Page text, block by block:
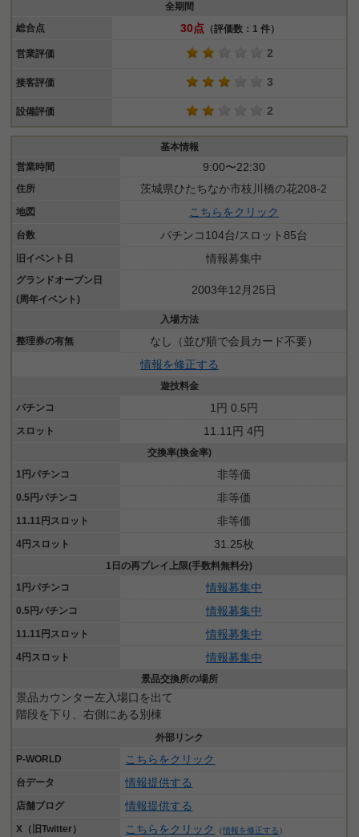
全期間
総合点
30点 （評価数：1 件）
営業評価 2
接客評価 3
設備評価 2
基本情報
営業時間
9:00〜22:30
住所 茨城県ひたちなか市枝川橋の花208-2
地図 こちらをクリック
台数 パチンコ104台/スロット85台
旧イベント日 情報募集中
グランドオープン日
(周年イベント)
2003年12月25日
入場方法
整理券の有無
なし（並び順で会員カード不要）
情報を修正する
遊技料金
パチンコ
1円 0.5円
スロット 11.11円 4円
交換率(換金率)
1円パチンコ
非等価
0.5円パチンコ 非等価
11.11円スロット 非等価
4円スロット 31.25枚
1日の再プレイ上限(手数料無料分)
1円パチンコ
情報募集中
0.5円パチンコ 情報募集中
11.11円スロット 情報募集中
4円スロット 情報募集中
景品交換所の場所
景品カウンター左入場口を出て
階段を下り、右側にある別棟
外部リンク
P-WORLD
こちらをクリック
台データ 情報提供する
店舗ブログ 情報提供する
X（旧Twitter） こちらをクリック （情報を修正する ）